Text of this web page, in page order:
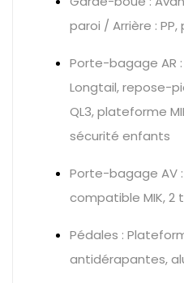
paroi / Arrière :
Porte-bagage AR
Longtail, repose-
QL3, plateforme
sécurité enfants
Porte-bagage AV
compatible MIK, 2
Pédales :
antidérapantes,